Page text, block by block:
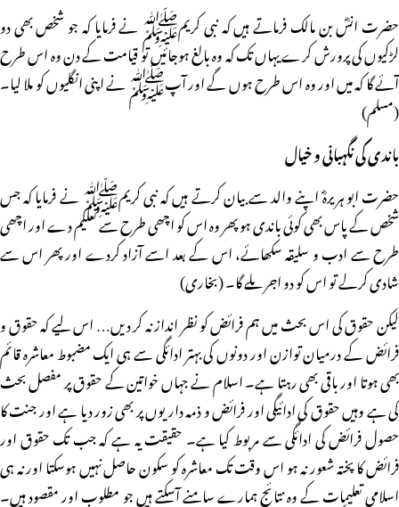
حضرت انسؓ بن مالک فرماتے ہیں کہ نبی کریمﷺ نے فرمایا کہ جو شخص بھی دو
لڑکیوں کی پرورش کرے یہاں تک کہ وہ بالغ ہوجائیں تو قیامت کے دن وہ اس طرح
آئے گا کہ میں اور وہ اس طرح ہوں گے اور آپﷺ نے اپنی انگلیوں کو ملا لیا۔
(مسلم)
باندی کی نگہبانی و خیال
حضرت ابو ہریرہؓ اپنے والد سے بیان کرتے ہیں کہ نبی کریمﷺ نے فرمایا کہ جس
شخص کے پاس بھی کوئی باندی ہو پھر وہ اس کو اچھی طرح سے تعلیم دے اور اچھی
طرح سے ادب و سلیقہ سکھائے، اس کے بعد اسے آزاد کردے اور پھر اس سے
شادی کرلے تو اس کو دو اجر ملے گا۔ (بخاری)
لیکن حقوق کی اس بحث میں ہم فرائض کو نظر انداز نہ کر دیں… اس لیے کہ حقوق و
فرائض کے درمیان توازن اور دونوں کی بہتر ادائگی سے ہی ایک مضبوط معاشرہ قائم
بھی ہوتا اور باقی بھی رہتا ہے۔ اسلام نے جہاں خواتین کے حقوق پر مفصل بحث
کی ہے وہیں حقوق کی ادائیگی اور فرائض و ذمہ داریوں پر بھی زور دیا ہے اور جنت کا
حصول فرائض کی ادائگی سے مربوط کیا ہے۔ حقیقت یہ ہے کہ جب تک حقوق اور
فرائض کا پختہ شعور نہ ہو اس وقت تک معاشرہ کو سکون حاصل نہیں ہوسکتا اور نہ ہی
اسلامی تعلیمات کے وہ نتائج ہمارے سامنے آسکتے ہیں جو مطلوب اور مقصود ہیں۔